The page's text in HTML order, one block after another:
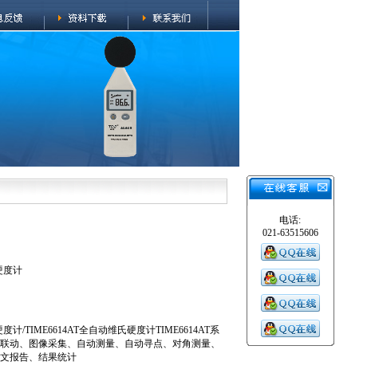
电话:
021-63515606
度计
计/TIME6614AT全自动维氏硬度计TIME6614AT系
动、图像采集、自动测量、自动寻点、对角测量、
报告、结果统计